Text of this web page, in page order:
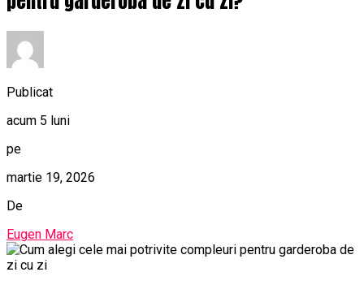
Publicat
acum 5 luni
pe
martie 19, 2026
De
Eugen Marc